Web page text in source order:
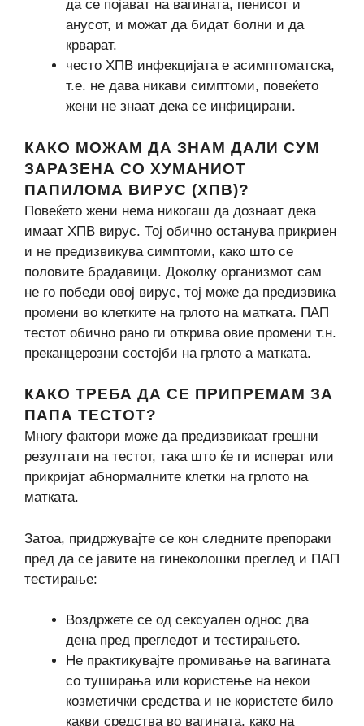
да се појават на вагината, пенисот и
анусот, и можат да бидат болни и да
крварат.
често ХПВ инфекцијата е асимптоматска,
т.е. не дава никави симптоми, повеќето
жени не знаат дека се инфицирани.
КАКО МОЖАМ ДА ЗНАМ ДАЛИ СУМ
ЗАРАЗЕНА СО ХУМАНИОТ
ПАПИЛОМА ВИРУС (ХПВ)?
Повеќето жени нема никогаш да дознаат дека
имаат ХПВ вирус. Тој обично останува прикриен
и не предизвикува симптоми, како што се
половите брадавици. Доколку организмот сам
не го победи овој вирус, тој може да предизвика
промени во клетките на грлото на матката. ПАП
тестот обично рано ги открива овие промени т.н.
преканцерозни состојби на грлото а матката.
КАКО ТРЕБА ДА СЕ ПРИПРЕМАМ ЗА
ПАПА ТЕСТОТ?
Многу фактори може да предизвикаат грешни
резултати на тестот, така што ќе ги исперат или
прикријат абнормалните клетки на грлото на
матката.
Затоа, придржувајте се кон следните препораки
пред да се јавите на гинеколошки преглед и ПАП
тестирање:
Воздржете се од сексуален однос два
дена пред прегледот и тестирањето.
Не практикувајте промивање на вагината
со туширања или користење на некои
козметички средства и не користете било
какви средства во вагината, како на